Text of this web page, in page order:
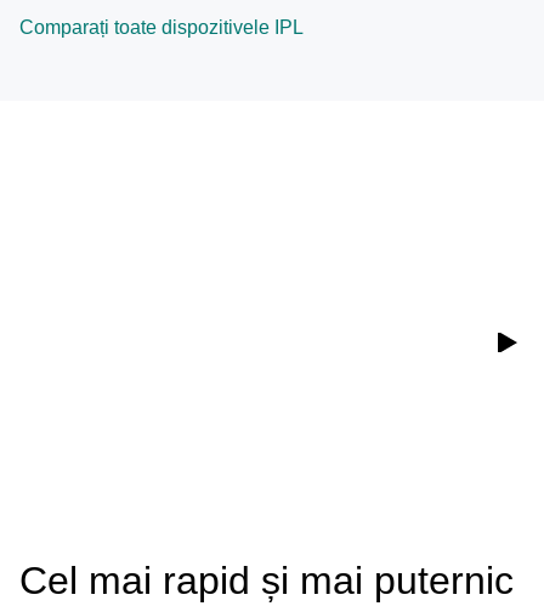
Comparați toate dispozitivele IPL
Cel mai rapid și mai puternic